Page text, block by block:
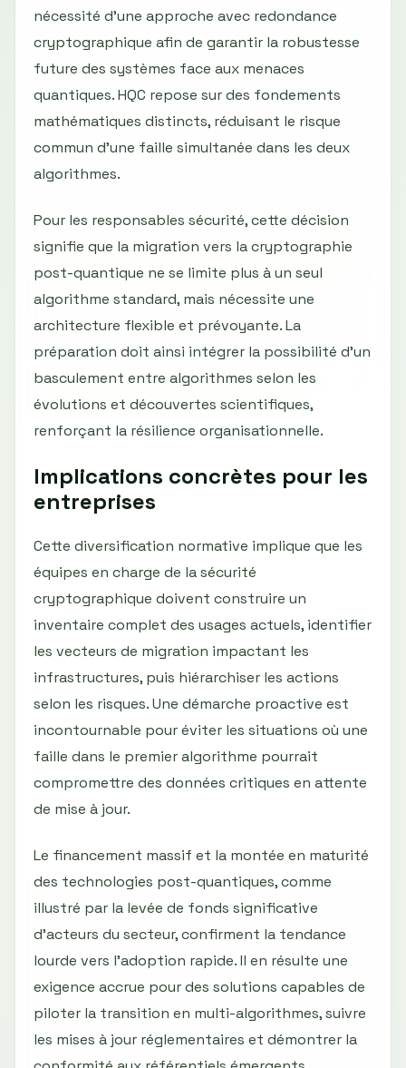
nécessité d'une approche avec redondance
cryptographique afin de garantir la robustesse
future des systèmes face aux menaces
quantiques. HQC repose sur des fondements
mathématiques distincts, réduisant le risque
commun d'une faille simultanée dans les deux
algorithmes.
Pour les responsables sécurité, cette décision
signifie que la migration vers la cryptographie
post-quantique ne se limite plus à un seul
algorithme standard, mais nécessite une
architecture flexible et prévoyante. La
préparation doit ainsi intégrer la possibilité d’un
basculement entre algorithmes selon les
évolutions et découvertes scientifiques,
renforçant la résilience organisationnelle.
Implications concrètes pour les
entreprises
Cette diversification normative implique que les
équipes en charge de la sécurité
cryptographique doivent construire un
inventaire complet des usages actuels, identifier
les vecteurs de migration impactant les
infrastructures, puis hiérarchiser les actions
selon les risques. Une démarche proactive est
incontournable pour éviter les situations où une
faille dans le premier algorithme pourrait
compromettre des données critiques en attente
de mise à jour.
Le financement massif et la montée en maturité
des technologies post-quantiques, comme
illustré par la levée de fonds significative
d'acteurs du secteur, confirment la tendance
lourde vers l'adoption rapide. Il en résulte une
exigence accrue pour des solutions capables de
piloter la transition en multi-algorithmes, suivre
les mises à jour réglementaires et démontrer la